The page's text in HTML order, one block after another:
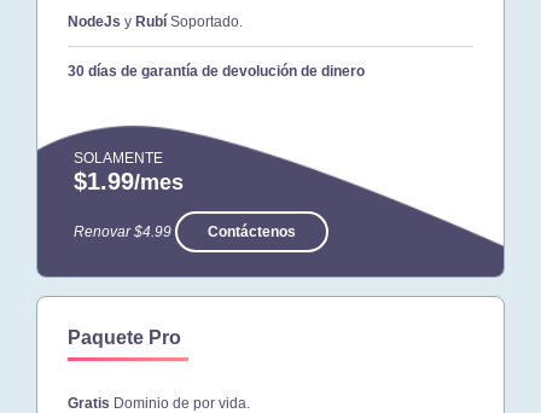
NodeJs y Rubí Soportado.
30 días de garantía de devolución de dinero
SOLAMENTE
$1.99/mes
Renovar $4.99 Contáctenos
Paquete Pro
Gratis Dominio de por vida.